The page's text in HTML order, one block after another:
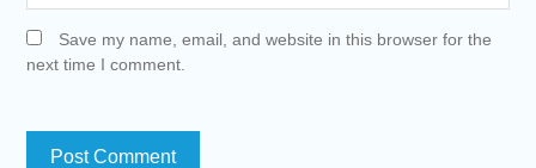
Save my name, email, and website in this browser for the
next time I comment.